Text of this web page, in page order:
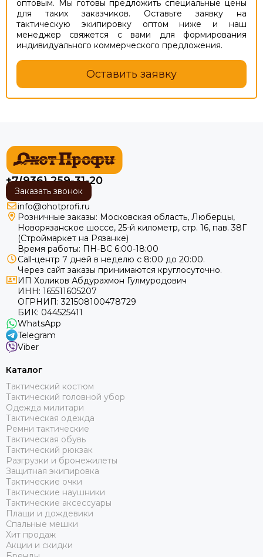
оптовым. Мы готовы предложить специальные цены
для таких заказчиков. Оставьте заявку на
тактическую экипировку оптом ниже и наш
менеджер свяжется с вами для формирования
индивидуального коммерческого предложения.
Оставить заявку
+7(936) 259-31-20
Заказать звонок
info@ohotprofi.ru
Розничные заказы: Московская область, Люберцы,
Новорязанское шоссе, 25-й километр, стр. 16, пав. 38Г
(Строймаркет на Рязанке)
Время работы: ПН-ВС 6:00-18:00
Call-центр 7 дней в неделю с 8:00 до 20:00.
Через сайт заказы принимаются круглосуточно.
ИП Холиков Абдурахмон Гулмуродович
ИНН: 165511605207
ОГРНИП: 321508100478729
БИК: 044525411
WhatsApp
Telegram
Viber
Каталог
Тактический костюм
Тактический головной убор
Одежда милитари
Тактическая одежда
Ремни тактические
Тактическая обувь
Тактический рюкзак
Разгрузки и бронежилеты
Защитная экипировка
Тактические очки
Тактические наушники
Тактические аксессуары
Плащи и дождевики
Спальные мешки
Хит продаж
Акции и скидки